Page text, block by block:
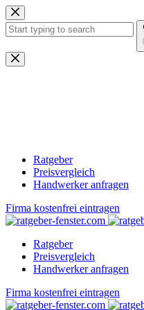
Zum
Inhalt
springen
Keine
Ergebnisse
Ratgeber
Preisvergleich
Handwerker anfragen
Firma kostenfrei eintragen
Ratgeber
Preisvergleich
Handwerker anfragen
Firma kostenfrei eintragen